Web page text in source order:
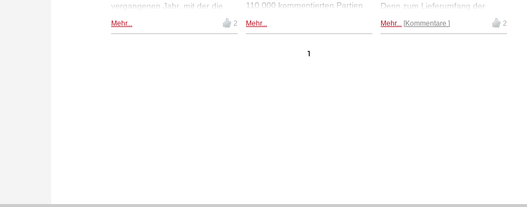
vergangenen Jahr, mit der die
Partien angewachsen ist. Die
Mehr... 2
110.000 kommentierten Partien
analysierter Partien. Inclusive
Jahr. Ebenfalls neu: Das
Mehr...
Denn zum Lieferumfang der
Mega Datenbank 2022 gehören
nicht nur die mehr als 9,2
Mehr... Kommentare 2
1